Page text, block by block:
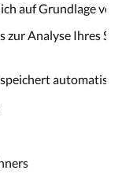
auf Grundlage
zur Analyse Ihres